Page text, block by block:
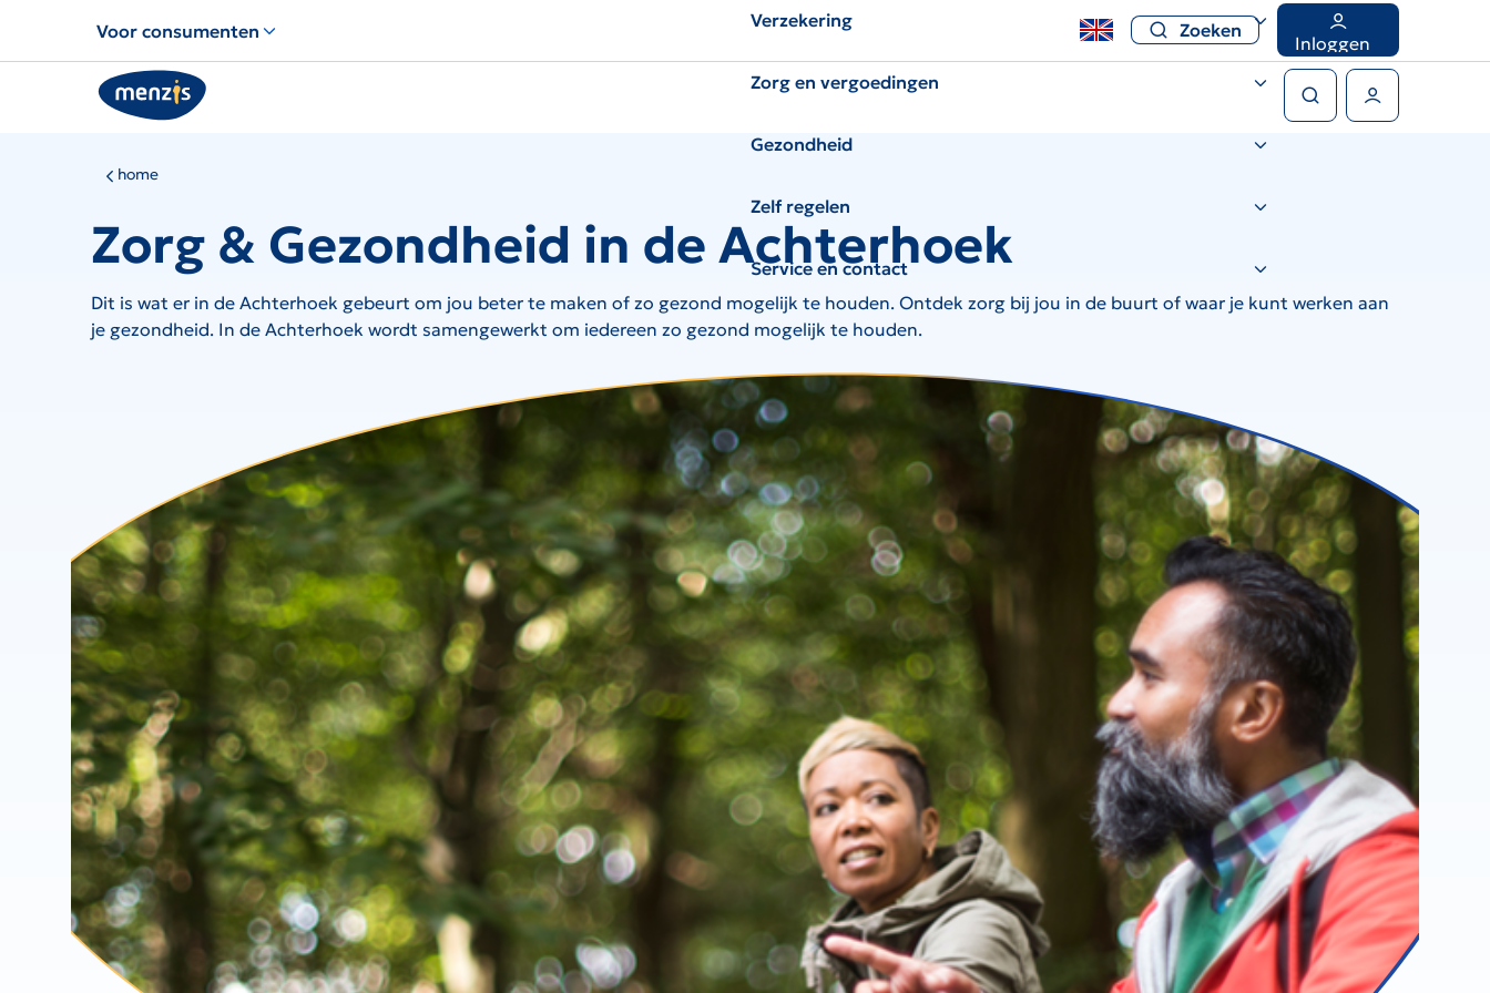
voor
snelle
navigatie
Voor consumenten Zoeken
Inloggen
Verzekering
Zorg en vergoedingen
Gezondheid
Zelf regelen
Service en contact
home
Zorg & Gezondheid in de Achterhoek
Dit is wat er in de Achterhoek gebeurt om jou beter te maken of zo gezond mogelijk te houden. Ontdek zorg bij jou in de buurt of waar je kunt werken aan
je gezondheid. In de Achterhoek wordt samengewerkt om iedereen zo gezond mogelijk te houden.